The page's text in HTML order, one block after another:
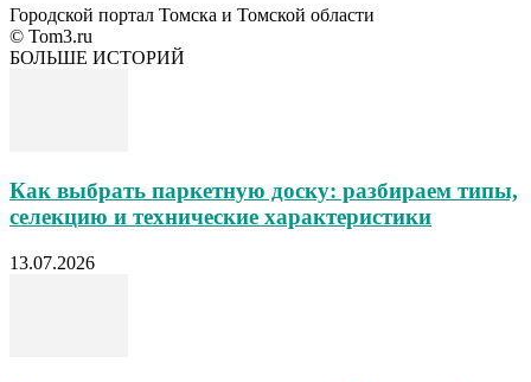
Городской портал Томска и Томской области
© Tom3.ru
БОЛЬШЕ ИСТОРИЙ
Как выбрать паркетную доску: разбираем типы,
селекцию и технические характеристики
13.07.2026